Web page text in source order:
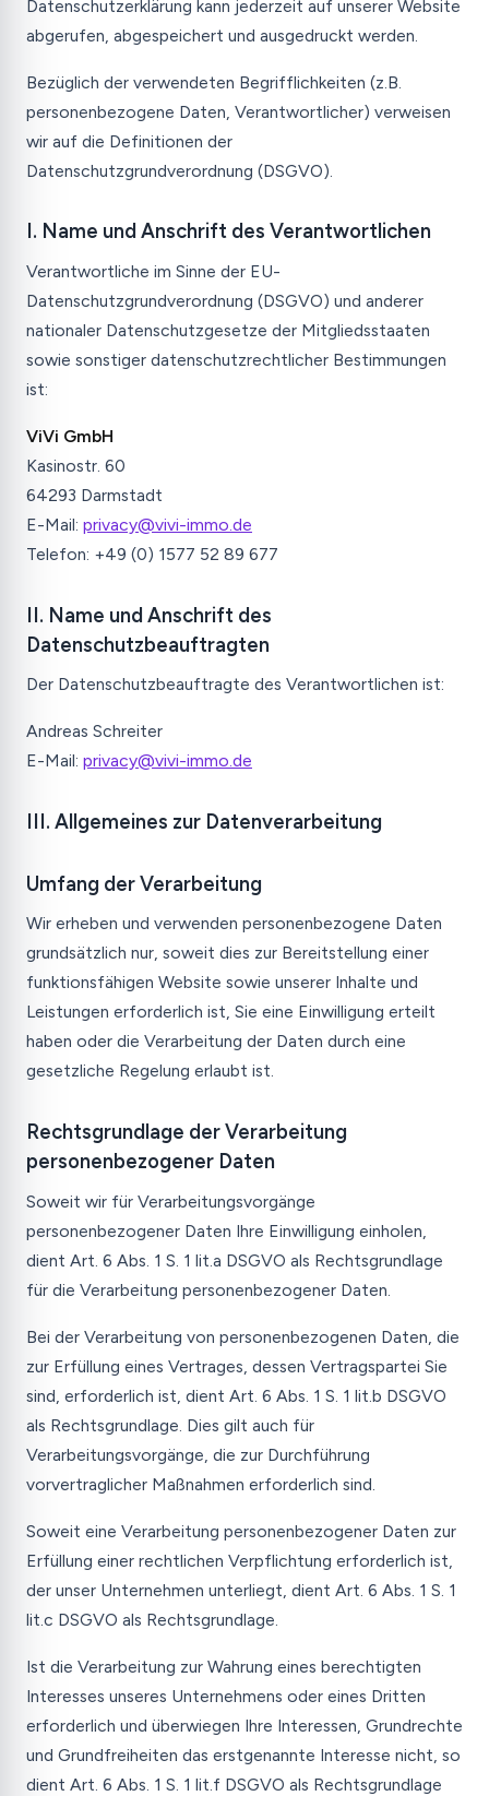
Datenschutzerklärung kann jederzeit auf unserer Website
abgerufen, abgespeichert und ausgedruckt werden.
Bezüglich der verwendeten Begrifflichkeiten (z.B.
personenbezogene Daten, Verantwortlicher) verweisen
wir auf die Definitionen der
Datenschutzgrundverordnung (DSGVO).
I. Name und Anschrift des Verantwortlichen
Verantwortliche im Sinne der EU-
Datenschutzgrundverordnung (DSGVO) und anderer
nationaler Datenschutzgesetze der Mitgliedsstaaten
sowie sonstiger datenschutzrechtlicher Bestimmungen
ist:
ViVi GmbH
Kasinostr. 60
64293 Darmstadt
E-Mail: privacy@vivi-immo.de
Telefon: +49 (0) 1577 52 89 677
II. Name und Anschrift des
Datenschutzbeauftragten
Der Datenschutzbeauftragte des Verantwortlichen ist:
Andreas Schreiter
E-Mail: privacy@vivi-immo.de
III. Allgemeines zur Datenverarbeitung
Umfang der Verarbeitung
Wir erheben und verwenden personenbezogene Daten
grundsätzlich nur, soweit dies zur Bereitstellung einer
funktionsfähigen Website sowie unserer Inhalte und
Leistungen erforderlich ist, Sie eine Einwilligung erteilt
haben oder die Verarbeitung der Daten durch eine
gesetzliche Regelung erlaubt ist.
Rechtsgrundlage der Verarbeitung
personenbezogener Daten
Soweit wir für Verarbeitungsvorgänge
personenbezogener Daten Ihre Einwilligung einholen,
dient Art. 6 Abs. 1 S. 1 lit.a DSGVO als Rechtsgrundlage
für die Verarbeitung personenbezogener Daten.
Bei der Verarbeitung von personenbezogenen Daten, die
zur Erfüllung eines Vertrages, dessen Vertragspartei Sie
sind, erforderlich ist, dient Art. 6 Abs. 1 S. 1 lit.b DSGVO
als Rechtsgrundlage. Dies gilt auch für
Verarbeitungsvorgänge, die zur Durchführung
vorvertraglicher Maßnahmen erforderlich sind.
Soweit eine Verarbeitung personenbezogener Daten zur
Erfüllung einer rechtlichen Verpflichtung erforderlich ist,
der unser Unternehmen unterliegt, dient Art. 6 Abs. 1 S. 1
lit.c DSGVO als Rechtsgrundlage.
Ist die Verarbeitung zur Wahrung eines berechtigten
Interesses unseres Unternehmens oder eines Dritten
erforderlich und überwiegen Ihre Interessen, Grundrechte
und Grundfreiheiten das erstgenannte Interesse nicht, so
dient Art. 6 Abs. 1 S. 1 lit.f DSGVO als Rechtsgrundlage